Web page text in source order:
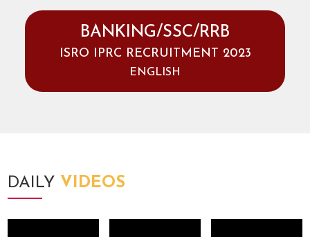
BANKING/SSC/RRB
ISRO IPRC RECRUITMENT 2023
ENGLISH
DAILY VIDEOS